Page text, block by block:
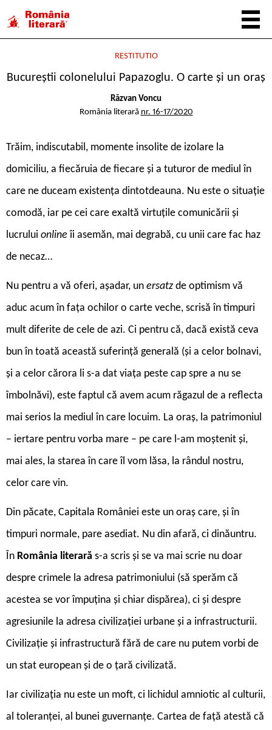
RESTITUTIO
Bucureştii colonelului Papazoglu. O carte și un oraș
Răzvan Voncu
România literară nr. 16-17/2020
Trăim, indiscutabil, momente insolite de izolare la
domiciliu, a fiecăruia de fiecare și a tuturor de mediul în
care ne duceam existența dintotdeauna. Nu este o situație
comodă, iar pe cei care exaltă virtuțile comunicării și
lucrului onlineîi asemăn, mai degrabă, cu unii care fac haz
de necaz…
Nu pentru a vă oferi, așadar, un ersatz de optimism vă
aduc acum în fața ochilor o carte veche, scrisă în timpuri
mult diferite de cele de azi. Ci pentru că, dacă există ceva
bun în toată această suferință generală (și a celor bolnavi,
și a celor cărora li s-a dat viața peste cap spre a nu se
îmbolnăvi), este faptul că avem acum răgazul de a reflecta
mai serios la mediul în care locuim. La oraș, la patrimoniul
– iertare pentru vorba mare – pe care l-am moștenit și,
mai ales, la starea în care îl vom lăsa, la rândul nostru,
celor care vin.
Din păcate, Capitala României este un oraș care, și în
timpuri normale, pare asediat. Nu din afară, ci dinăuntru.
În România literară s-a scris și se va mai scrie nu doar
despre crimele la adresa patrimoniului (să sperăm că
acestea se vor împuțina și chiar dispărea), ci și despre
agresiunile la adresa civilizației urbane și a infrastructurii.
Civilizație și infrastructură fără de care nu putem vorbi de
un stat european și de o țară civilizată.
Iar civilizația nu este un moft, ci lichidul amniotic al culturii,
al toleranței, al bunei guvernanțe. Cartea de față atestă că